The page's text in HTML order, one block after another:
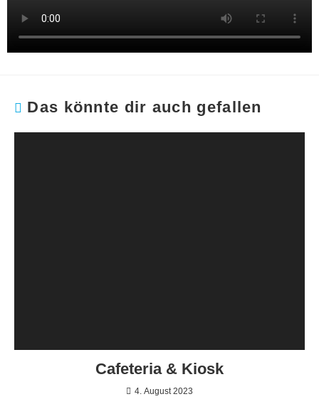
Das könnte dir auch gefallen
Cafeteria & Kiosk
4. August 2023